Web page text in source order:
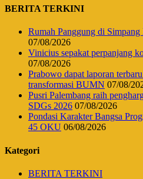
BERITA TERKINI
Rumah Panggung di
07/08/2026
Vinicius sepakat perpanjang
07/08/2026
Prabowo dapat laporan
transformasi BUMN 07/08/
Pusri Palembang raih
SDGs 2026 07/08/2026
Pondasi Karakter Bangsa
45 OKU 06/08/2026
Kategori
BERITA TERKINI